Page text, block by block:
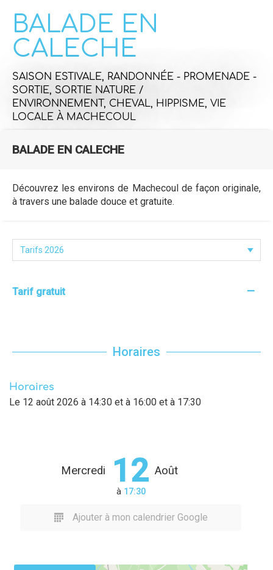
BALADE EN
CALECHE
SAISON ESTIVALE, RANDONNÉE - PROMENADE -
SORTIE, SORTIE NATURE /
ENVIRONNEMENT, CHEVAL, HIPPISME, VIE
LOCALE À MACHECOUL
BALADE EN CALECHE
Découvrez les environs de Machecoul de façon originale,
à travers une balade douce et gratuite.
Tarif gratuit —
Horaires
Horaires
Le 12 août 2026 à 14:30 et à 16:00 et à 17:30
Mercredi 12 Août
à 17:30
Ajouter à mon calendrier Google